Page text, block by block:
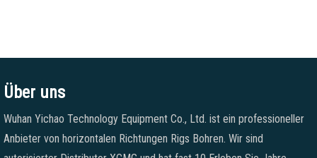
Über uns
Wuhan Yichao Technology Equipment Co., Ltd. ist ein professioneller
Anbieter von horizontalen Richtungen Rigs Bohren. Wir sind